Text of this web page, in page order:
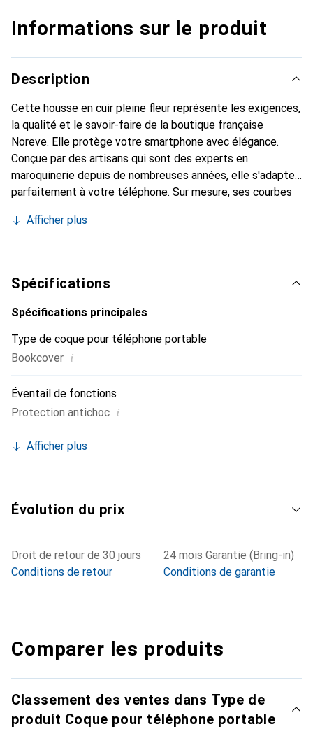
Informations sur le produit
Description
Cette housse en cuir pleine fleur représente les exigences,
la qualité et le savoir-faire de la boutique française
Noreve. Elle protège votre smartphone avec élégance.
Conçue par des artisans qui sont des experts en
maroquinerie depuis de nombreuses années, elle s'adapte
parfaitement à votre téléphone. Sur mesure, ses courbes
devient l'accessoire chic et indispensable de votre
produits de haute qualité, la marque Noreve est un choix
sûr pour une clientèle exigeante.
Afficher plus
Spécifications
Spécifications principales
Type de coque pour téléphone portable
Bookcover i
Éventail de fonctions
Protection antichoc i
Afficher plus
Évolution du prix
Droit de retour de 30 jours
Conditions de retour
24 mois Garantie (Bring-in)
Conditions de garantie
Comparer les produits
Classement des ventes dans Type de
produit Coque pour téléphone portable